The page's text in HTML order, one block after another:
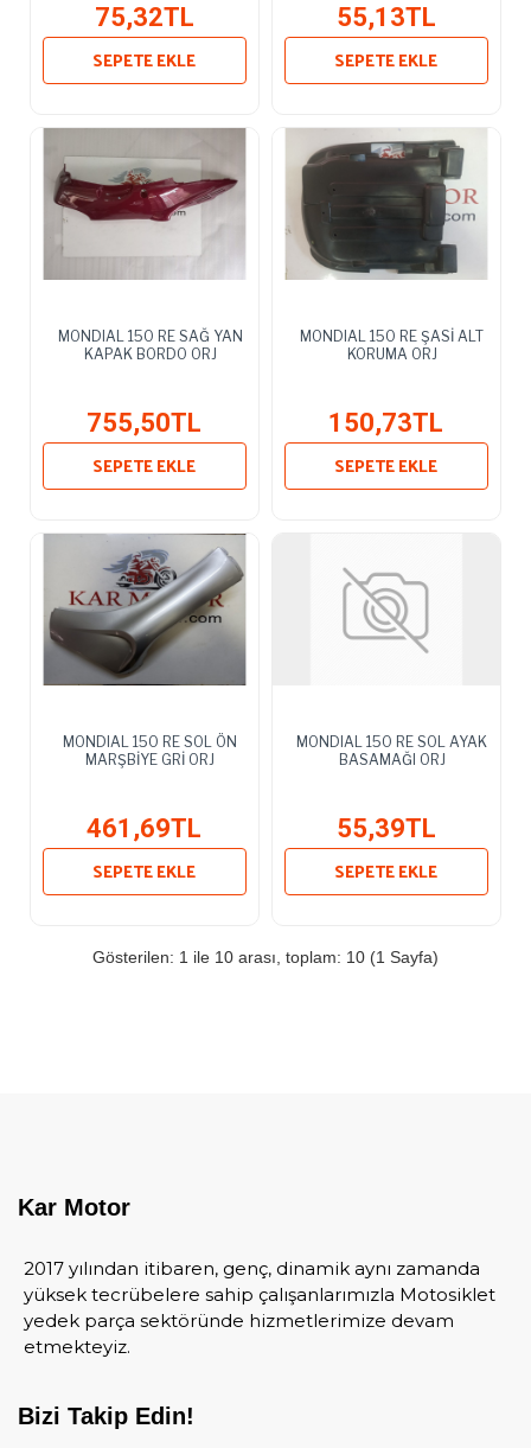
75,32TL
SEPETE EKLE
55,13TL
SEPETE EKLE
MONDIAL 150 RE SAĞ YAN
KAPAK BORDO ORJ
755,50TL
SEPETE EKLE
MONDIAL 150 RE ŞASİ ALT
KORUMA ORJ
150,73TL
SEPETE EKLE
MONDIAL 150 RE SOL ÖN
MARŞBİYE GRİ ORJ
461,69TL
SEPETE EKLE
MONDIAL 150 RE SOL AYAK
BASAMAĞI ORJ
55,39TL
SEPETE EKLE
Gösterilen: 1 ile 10 arası, toplam: 10 (1 Sayfa)
Kar Motor
2017 yılından itibaren, genç, dinamik aynı zamanda
yüksek tecrübelere sahip çalışanlarımızla Motosiklet
yedek parça sektöründe hizmetlerimize devam
etmekteyiz.
Bizi Takip Edin!